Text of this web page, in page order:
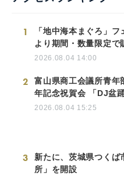
1
「地中海本まぐろ」フ
より期間・数量限定で
2026.08.04 14:00
2
富山県商工会議所青年
年記念祝賀会 「DJ盆
2026.08.04 15:25
3
新たに、茨城県つくば
所」を開設